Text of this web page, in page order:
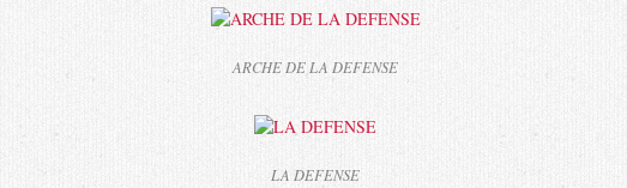
ARCHE DE LA DEFENSE
LA DEFENSE